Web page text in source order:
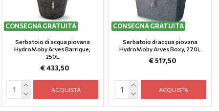
CONSEGNA GRATUITA
Serbatoio di acqua piovana
HydroMoby Arves Barrique,
250L
€ 433,50
ACQUISTA
CONSEGNA GRATUITA
Serbatoio di acqua piovana
HydroMoby Arves Boxy, 270L
€ 517,50
ACQUISTA